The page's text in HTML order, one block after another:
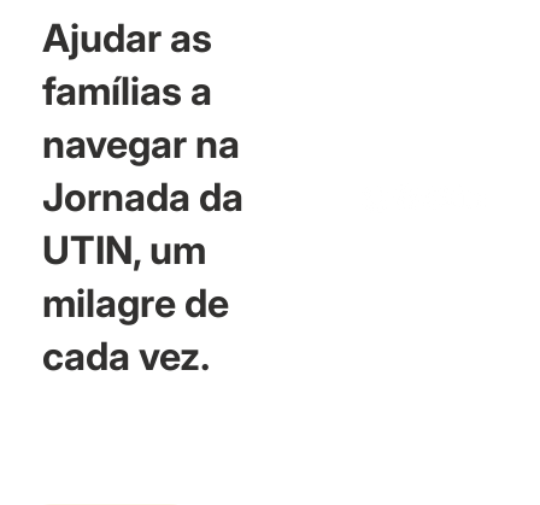
Ajudar as
famílias a
navegar na
Jornada da
UTIN, um
milagre de
cada vez.